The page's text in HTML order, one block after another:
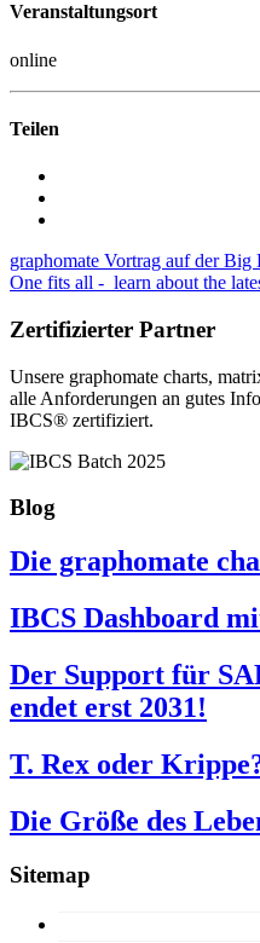
Veranstaltungsort
online
Teilen
graphomate Vortrag auf der
One fits all - learn about the
Zertifizierter Partner
Unsere graphomate charts,
alle Anforderungen an gutes
IBCS® zertifiziert.
Blog
Die graphomate
IBCS Dashboard
Der Support für
endet erst 2031!
T. Rex oder
Die Größe des
Sitemap